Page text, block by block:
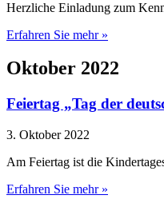
Herzliche Einladung zum
Erfahren Sie mehr »
Oktober 2022
Feiertag „Tag der
3. Oktober 2022
Am Feiertag ist die
Erfahren Sie mehr »